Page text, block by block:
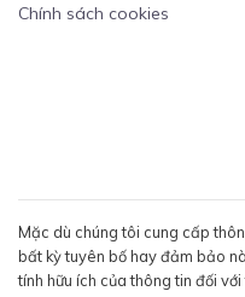
Chính sách cookies
Mặc dù chúng tôi cung cấp
bất kỳ tuyên bố hay đảm bảo
tính hữu ích của thông tin đối